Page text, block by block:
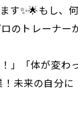
す✨🌟もし、
のトレーナ
」「体が変わ
未来の自分に